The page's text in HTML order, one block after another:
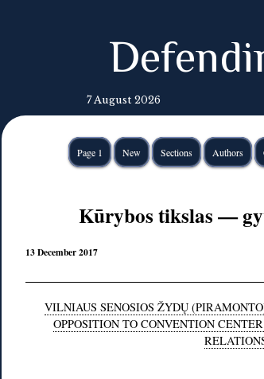
7 August 2026
Page 1 New Sections Authors
Kūrybos tikslas —
13 December 2017
VILNIAUS SENOSIOS ŽYDŲ
OPPOSITION TO CONVENTION